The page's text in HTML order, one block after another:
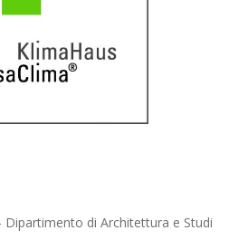
Dipartimento di Architettura e Studi